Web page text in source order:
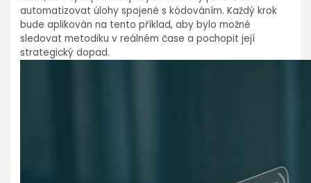
automatizovat úlohy spojené s kódováním. Každý krok
bude aplikován na tento příklad, aby bylo možné
sledovat metodiku ⁤v reálném čase ⁣a ⁢pochopit její⁤
strategický ⁣dopad.